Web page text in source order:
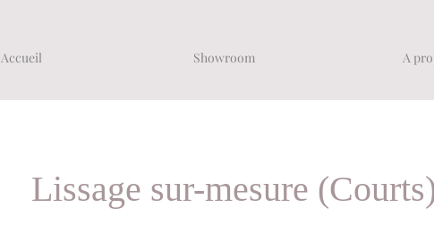
Accueil Showroom A
Lissage sur-mesure